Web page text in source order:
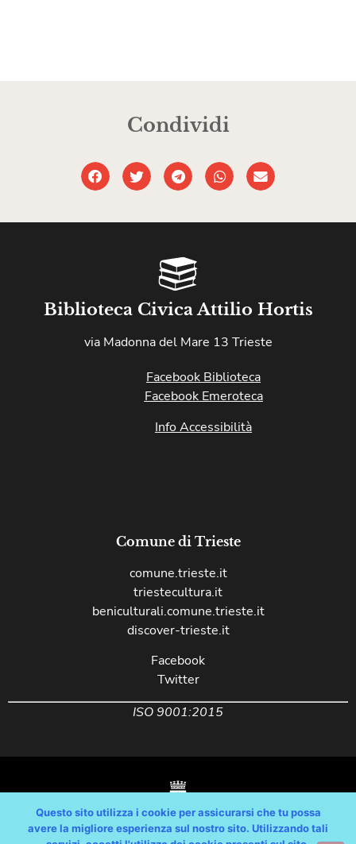
Condividi
Biblioteca Civica Attilio Hortis
via Madonna del Mare 13 Trieste
Facebook Biblioteca
Facebook Emeroteca
Info Accessibilità
Comune di Trieste
comune.trieste.it
triestecultura.it
beniculturali.comune.trieste.it
discover-trieste.it
Facebook
Twitter
ISO 9001:2015
Questo sito utilizza i cookie per assicurarsi che tu possa
avere la migliore esperienza sul nostro sito. Utilizzando tali